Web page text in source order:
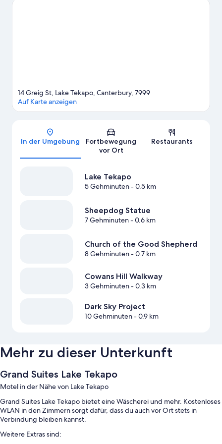
Cowans Hill Walkway. Ebenfalls einen Besuch wert sind diese
Karte
14 Greig St, Lake Tekapo, Canterbury, 7999
Auf Karte anzeigen
In der Umgebung
Fortbewegung
vor Ort
Restaurants
Lake Tekapo
5 Gehminuten- 0.5 km
Sheepdog Statue
7 Gehminuten- 0.6 km
Church of the Good Shepherd
8 Gehminuten- 0.7 km
Cowans Hill Walkway
3 Gehminuten- 0.3 km
Dark Sky Project
10 Gehminuten- 0.9 km
Mehr zu dieser Unterkunft
Grand Suites Lake Tekapo
Motel in der Nähe von Lake Tekapo
Grand Suites Lake Tekapo bietet eine Wäscherei und mehr. Kostenloses
WLAN in den Zimmern sorgt dafür, dass du auch vor Ort stets in
Verbindung bleiben kannst.
Weitere Extras sind: